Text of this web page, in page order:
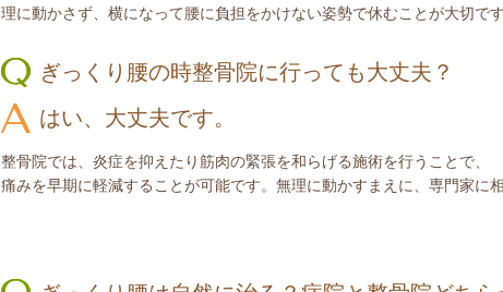
理に動かさず、横になって腰に負担をかけない姿勢で休むことが大切です
ぎっくり腰の時整骨院に行っても大丈夫？
はい、大丈夫です。
整骨院では、炎症を抑えたり筋肉の緊張を和らげる施術を行うことで、
痛みを早期に軽減することが可能です。無理に動かすまえに、専門家に